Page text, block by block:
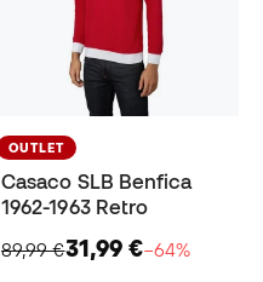
OUTLET
Casaco SLB Benfica
1962-1963 Retro
89,99 €31,99 €−64%